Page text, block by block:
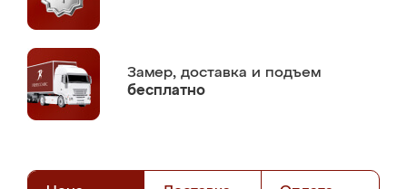
Замер, доставка и подъем
бесплатно